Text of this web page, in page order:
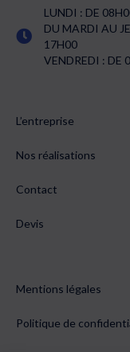
LUNDI : DE
DU MARDI AU
17H00
VENDREDI : DE
L’entreprise
Nos réalisations
Contact
Devis
Mentions légales
Politique de